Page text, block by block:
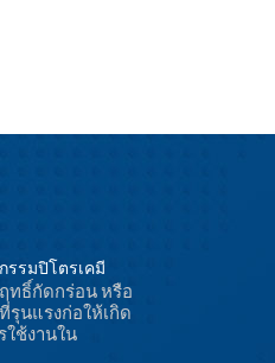
รมปิโตรเคมี
ทธิ์กัดกร่อน หรือ
นแรงก่อให้เกิด
ช้งานใน